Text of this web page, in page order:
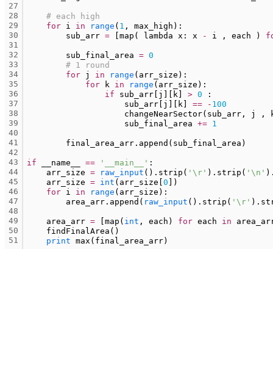
27
28
29
30
31
32
33
34
35
36
37
38
39
40
41
42
43
44
45
46
47
48
49
50
51
# each high
for i in range ( 1 , max_high):
sub_arr = [map( lambda x: x - i , each )
sub_final_area = 0
# 1 round
for j in range (arr_size):
for k in range (arr_size):
if sub_arr[j][k] > 0 :
sub_arr[j][k] == - 100
changeNearSector(sub_arr, j ,
sub_final_area += 1
final_area_arr.append(sub_final_area)
if __name__ == '__main__' :
arr_size = raw_input ().strip( '\r' ).strip( '\n'
arr_size = int (arr_size[ 0 ])
for i in range (arr_size):
area_arr.append( raw_input ().strip( '\r'
area_arr = [map( int , each) for each in
findFinalArea()
print max(final_area_arr)